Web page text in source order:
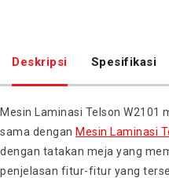
Deskripsi Spesifikasi
Mesin Laminasi Telson
sama dengan Mesin Laminasi
dengan tatakan meja yang
penjelasan fitur-fitur yang